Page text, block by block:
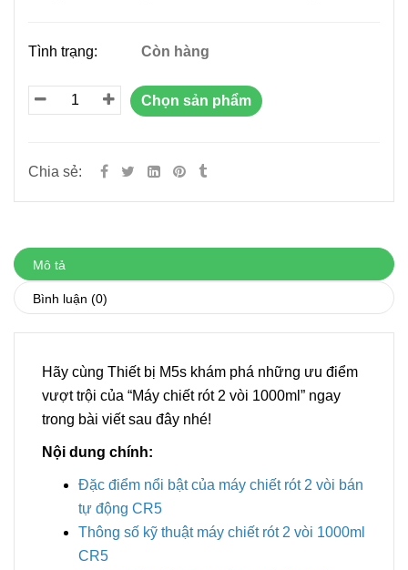
Tình trạng: Còn hàng
Chọn sản phẩm
Chia sẻ:
Mô tả
Bình luận (0)
Hãy cùng Thiết bị M5s khám phá những ưu điểm
vượt trội của “Máy chiết rót 2 vòi 1000ml” ngay
trong bài viết sau đây nhé!
Nội dung chính:
Đặc điểm nổi bật của máy chiết rót 2 vòi bán
tự động CR5
Thông số kỹ thuật máy chiết rót 2 vòi 1000ml
CR5